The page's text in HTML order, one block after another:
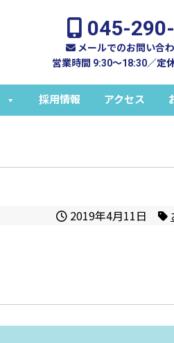
045-
メールでのお問い合
営業時間 9:30～18:30／定
採用情報 アクセス
2019年4月11日